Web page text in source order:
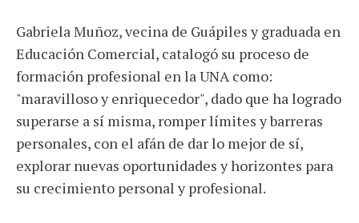
Gabriela Muñoz, vecina de Guápiles y graduada en
Educación Comercial, catalogó su proceso de
formación profesional en la UNA como:
"maravilloso y enriquecedor", dado que ha logrado
superarse a sí misma, romper límites y barreras
personales, con el afán de dar lo mejor de sí,
explorar nuevas oportunidades y horizontes para
su crecimiento personal y profesional.